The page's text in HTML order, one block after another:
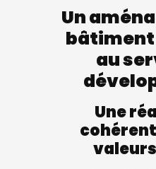
Un
au
Une